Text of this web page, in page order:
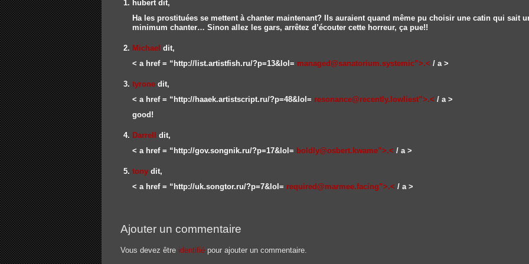
hubertdit,
Ha les prostituées se mettent à chanter maintenant? Ils auraient quand même pu choisir une catin qui sait
minimum chanter… Sinon allez les gars, arrêtez d’écouter cette horreur, ça pue!!
Michael dit,
< a href = “http://list.artistfish.ru/?p=13&lol= managed@sanatorium.systemic”>.< / a >
tyrone dit,
< a href = “http://haaek.artistscript.ru/?p=48&lol= resonance@recently.lowliest”>.< / a >
good!
Darrell
dit,
< a href = “http://gov.songnik.ru/?p=17&lol= boldly@osbert.kwame”>.< / a >
tony dit,
< a href = “http://uk.songtor.ru/?p=7&lol= required@marmee.facing”>.< / a >
Ajouter un commentaire
Vous devez être identifié pour ajouter un commentaire.